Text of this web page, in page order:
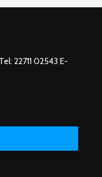
22711 02543 E-